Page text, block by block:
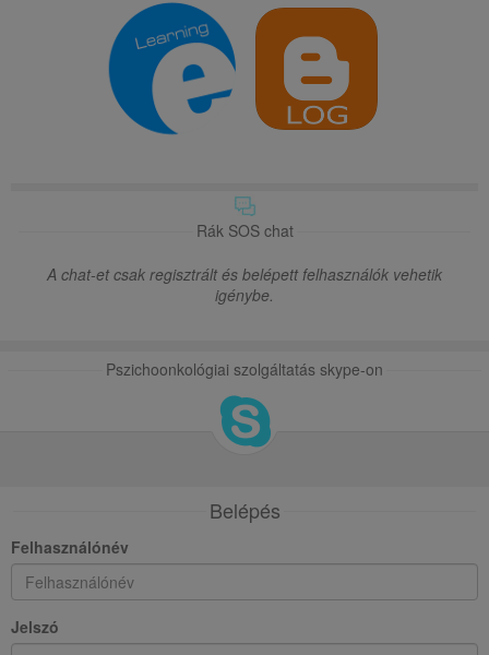
Rák SOS chat
A chat-et csak regisztrált és belépett felhasználók vehetik
igénybe.
Pszichoonkológiai szolgáltatás skype-on
Belépés
Felhasználónév
Jelszó